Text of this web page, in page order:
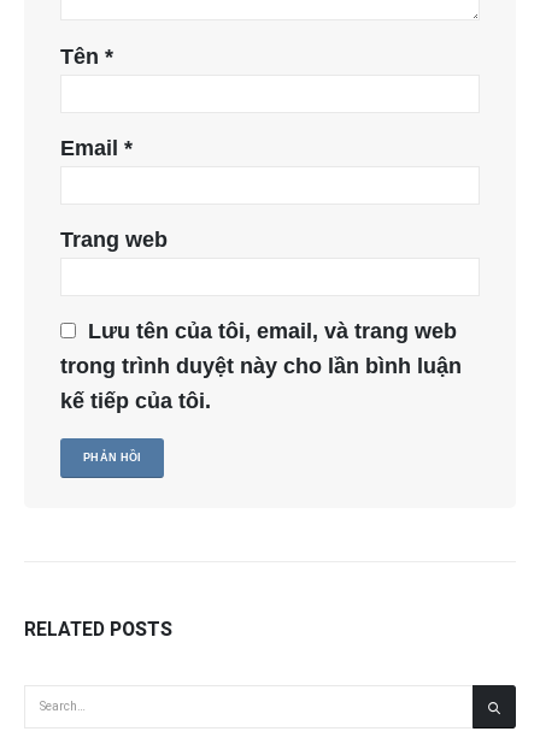
Tên *
Email *
Trang web
Lưu tên của tôi, email, và trang web
trong trình duyệt này cho lần bình luận
kế tiếp của tôi.
RELATED POSTS